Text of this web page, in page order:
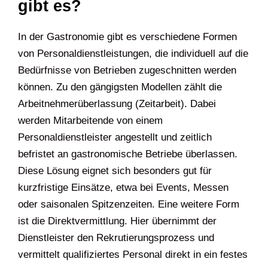
gibt es?
In der Gastronomie gibt es verschiedene Formen
von Personaldienstleistungen, die individuell auf die
Bedürfnisse von Betrieben zugeschnitten werden
können. Zu den gängigsten Modellen zählt die
Arbeitnehmerüberlassung (Zeitarbeit). Dabei
werden Mitarbeitende von einem
Personaldienstleister angestellt und zeitlich
befristet an gastronomische Betriebe überlassen.
Diese Lösung eignet sich besonders gut für
kurzfristige Einsätze, etwa bei Events, Messen
oder saisonalen Spitzenzeiten. Eine weitere Form
ist die Direktvermittlung. Hier übernimmt der
Dienstleister den Rekrutierungsprozess und
vermittelt qualifiziertes Personal direkt in ein festes